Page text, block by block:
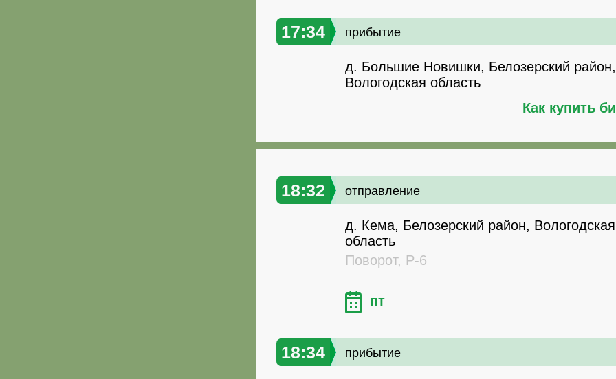
17:34 прибытие
д. Большие Новишки, Белозерский район,
Вологодская область
Как купить
18:32 отправление
д. Кема, Белозерский район, Вологодская
область
Поворот, Р-6
пт
18:34 прибытие